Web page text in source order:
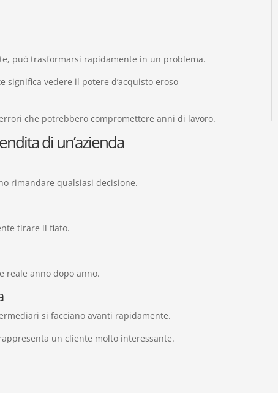
può trasformarsi rapidamente in un problema.
vedere il potere d’acquisto eroso
che potrebbero compromettere anni di lavoro.
di un’azienda
rimandare qualsiasi decisione.
tirare il fiato.
reale anno dopo anno.
si facciano avanti rapidamente.
un cliente molto interessante.